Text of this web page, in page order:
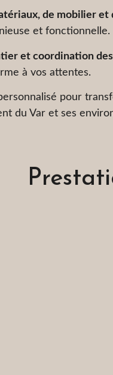
de mobilier et
et fonctionnelle.
et coordination
à vos attentes.
pour
du Var et ses